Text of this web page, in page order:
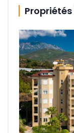
Propriétés